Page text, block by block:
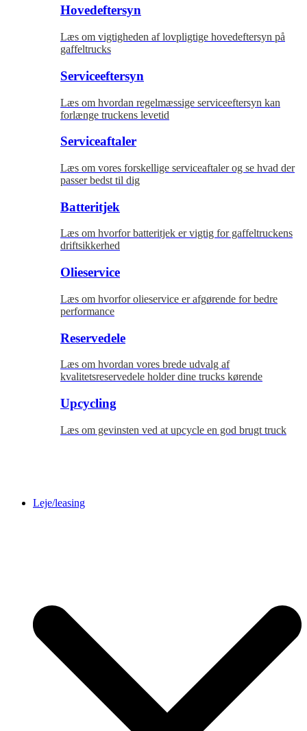
Hovedeftersyn
Læs om vigtigheden af lovpligtige hovedeftersyn på
gaffeltrucks
Serviceeftersyn
Læs om hvordan regelmæssige serviceeftersyn kan
forlænge truckens levetid
Serviceaftaler
Læs om vores forskellige serviceaftaler og se hvad der
passer bedst til dig
Batteritjek
Læs om hvorfor batteritjek er vigtig for gaffeltruckens
driftsikkerhed
Olieservice
Læs om hvorfor olieservice er afgørende for bedre
performance
Reservedele
Læs om hvordan vores brede udvalg af
kvalitetsreservedele holder dine trucks kørende
Upcycling
Læs om gevinsten ved at upcycle en god brugt truck
Leje/leasing